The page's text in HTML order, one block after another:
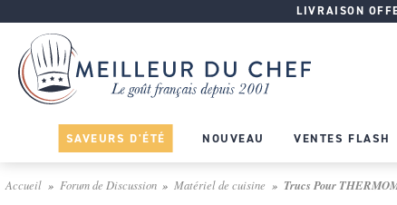
LIVRAISON
SAVEURS D'ÉTÉ NOUVEAU VENTES FLASH
Accueil Forum de Discussion Matériel de cuisine Trucs Pour